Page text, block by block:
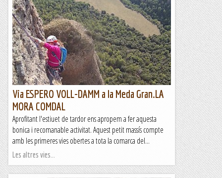
Via ESPERO VOLL-DAMM a la Meda Gran.LA
MORA COMDAL
Aprofitant l'estiuet de tardor ens apropem a fer aquesta
bonica i recomanable activitat. Aquest petit massís compte
amb les primeres vies obertes a tota la comarca del...
Les altres vies...